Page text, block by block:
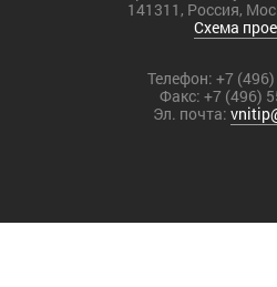
141311, Россия,
Схема
Телефон: +7
Факс: +7 (496)
Эл. почта: